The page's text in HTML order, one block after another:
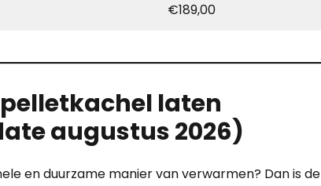
€189,00
laten
augustus 2026)
en duurzame manier van verwarmen? Dan is de